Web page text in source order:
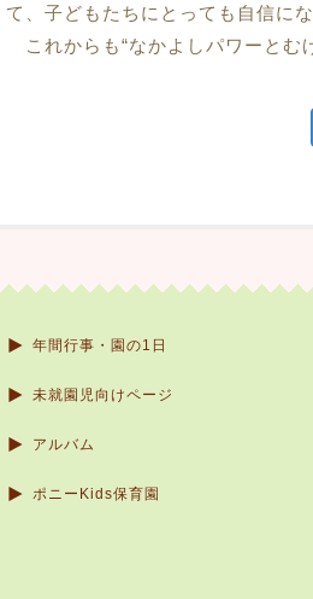
て、子どもたちにとっても自信に
これからも“なかよしパワーとむ
年間行事・園の1日
未就園児向けページ
アルバム
ポニーKids保育園